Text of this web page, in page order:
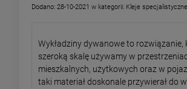
Dodano: 28-10-2021 w kategorii: Kleje specjalistyczne
Wykładziny dywanowe to rozwiązanie,
szeroką skalę używamy w
mieszkalnych, użytkowych oraz w
taki materiał doskonale przywierał do